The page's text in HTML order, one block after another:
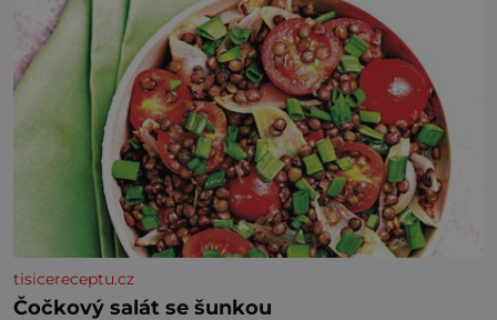
tisicereceptu.cz
Čočkový salát se šunkou